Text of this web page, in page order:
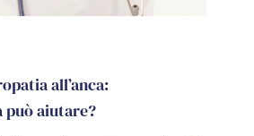
all’anca:
può aiutare?